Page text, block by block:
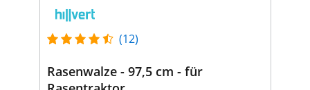
(12)
Rasenwalze - 97,5 cm - für